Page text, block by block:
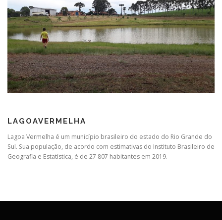
LAGOAVERMELHA
Lagoa Vermelha é um município brasileiro do estado do Rio Grande do
Sul. Sua população, de acordo com estimativas do Instituto Brasileiro de
Geografia e Estatística, é de 27 807 habitantes em 2019.